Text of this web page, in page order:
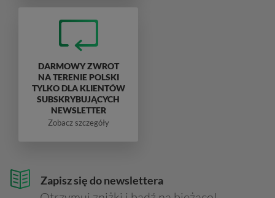
Zapisz się do newslettera
DARMOWY ZWROT
NA TERENIE POLSKI
TYLKO DLA KLIENTÓW
SUBSKRYBUJĄCYCH
NEWSLETTER
Zobacz szczegóły